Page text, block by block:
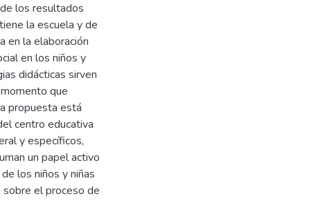
los resultados
la escuela y de
en la elaboración
en los niños y
didácticas sirven
que
propuesta está
centro educativa
y específicos,
un papel activo
los niños y niñas
el proceso de